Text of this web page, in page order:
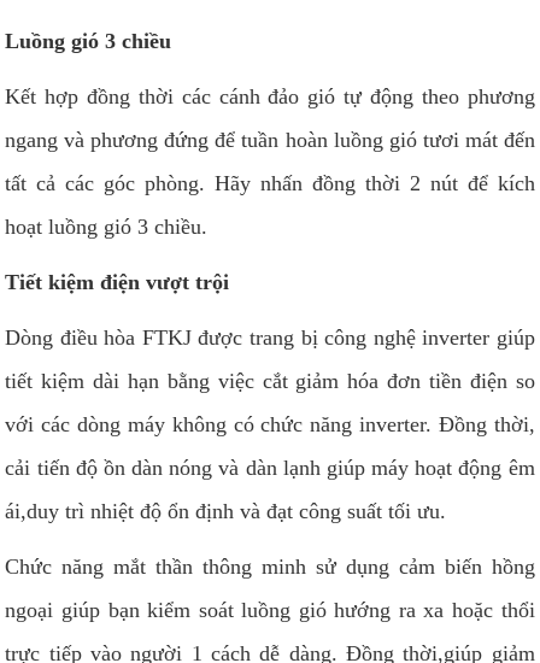
Luồng gió 3 chiều
Kết hợp đồng thời các cánh đảo gió tự động theo phương
ngang và phương đứng để tuần hoàn luồng gió tươi mát đến
tất cả các góc phòng. Hãy nhấn đồng thời 2 nút để kích
hoạt luồng gió 3 chiều.
Tiết kiệm điện vượt trội
Dòng điều hòa FTKJ được trang bị công nghệ inverter giúp
tiết kiệm dài hạn bằng việc cắt giảm hóa đơn tiền điện so
với các dòng máy không có chức năng inverter. Đồng thời,
cải tiến độ ồn dàn nóng và dàn lạnh giúp máy hoạt động êm
ái,duy trì nhiệt độ ổn định và đạt công suất tối ưu.
Chức năng mắt thần thông minh sử dụng cảm biến hồng
ngoại giúp bạn kiểm soát luồng gió hướng ra xa hoặc thổi
trực tiếp vào người 1 cách dễ dàng. Đồng thời,giúp giảm